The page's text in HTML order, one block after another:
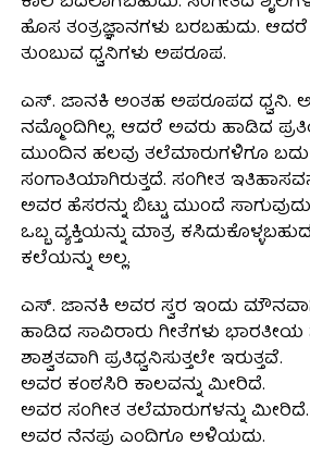
ಹೊಸ ತಂತ್ರಜ್ಞಾನಗಳು ಬರಬಹುದು.
ತುಂಬುವ ಧ್ವನಿಗಳು ಅಪರೂಪ.
ಎಸ್. ಜಾನಕಿ ಅಂತಹ ಅಪರೂಪದ ಧ್ವನಿ.
ನಮ್ಮೊಂದಿಗಿಲ್ಲ. ಆದರೆ ಅವರು ಹಾಡಿದ
ಮುಂದಿನ ಹಲವು ತಲೆಮಾರುಗಳಿಗೂ
ಸಂಗಾತಿಯಾಗಿರುತ್ತದೆ. ಸಂಗೀತ
ಅವರ ಹೆಸರನ್ನು ಬಿಟ್ಟು ಮುಂದೆ
ಒಬ್ಬ ವ್ಯಕ್ತಿಯನ್ನು ಮಾತ್ರ
ಕಲೆಯನ್ನು ಅಲ್ಲ.
ಎಸ್. ಜಾನಕಿ ಅವರ ಸ್ವರ ಇಂದು
ಹಾಡಿದ ಸಾವಿರಾರು ಗೀತೆಗಳು ಭಾರತೀಯ
ಶಾಶ್ವತವಾಗಿ ಪ್ರತಿಧ್ವನಿಸುತ್ತಲೇ ಇರುತ್ತವೆ.
ಅವರ ಕಂಠಸಿರಿ ಕಾಲವನ್ನು ಮೀರಿದೆ.
ಅವರ ಸಂಗೀತ ತಲೆಮಾರುಗಳನ್ನು ಮೀರಿದೆ.
ಅವರ ನೆನಪು ಎಂದಿಗೂ ಅಳಿಯದು.